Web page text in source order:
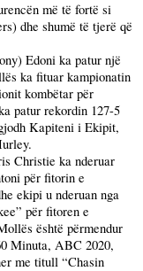
më të fortë si
) dhe shumë të tjerë që
Edoni ka patur një
ka fituar kampionatin
kombëtar për
patur rekordin 127-5
Kapiteni i Ekipit,
Christie ka nderuar
për fitorin e
ekipi u nderuan nga
për fitoren e
është përmendur
Minuta, ABC 2020,
me titull “Chasin